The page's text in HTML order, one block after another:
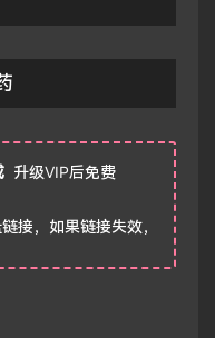
升级VIP后免费
接，如果链接失效，